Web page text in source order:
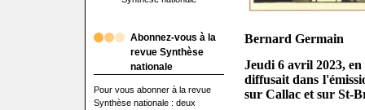
Abonnez-vous à la
revue Synthèse
nationale
Pour vous abonner à la revue
Synthèse nationale : deux
Bernard Germain
Jeudi 6 avril 2023,
diffusait dans
sur Callac et sur St-